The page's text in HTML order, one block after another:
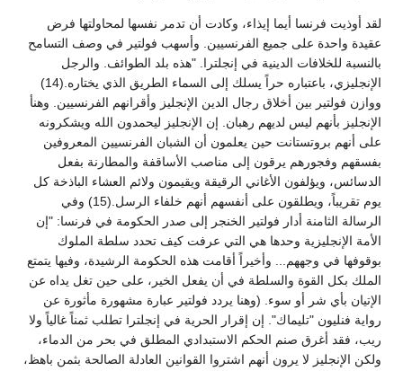
لقد أوذيت فرنسا أيما إيذاء، وكادت أن تدمر نفسها لمحاولتها فرض
عقيدة واحدة على جميع الفرنسيين. وأسهب فولتير في وصف التسامح
بالنسبة للخلافات الدينية في إنجلترا. "هذه بلد الطوائف. والرجل
الإنجليزي، باعتباره حراً يسلك إلى السماء الطريق الذي يختاره.(14)
ووازن فولتير بين أخلاق رجال الدين الإنجليز وأقرانهم الفرنسيين. وهنأ
الإنجليز بأنهم ليس لديهم رهبان. إن الإنجليز ليحمدون الله ويشكرونه
على أنهم بروتستانت حين يعلمون أن الشبان الفرنسيين المعروفين
بفسقهم وفجورهم يرقون إلى مناصب الأساقفة والمطارنة بفعل
الدسائس، ويؤلفون الأغاني الرقيقة ويقيمون ولائم العشاء الباذخة كل
يوم تقريباً، ويطلقون على أنفسهم أنهم خلفاء الرسل.(15) وفي
الرسالة الثامنة أدار فولتير الخنجر إلى صدر الحكومة في فرنسا: "إن
الأمة الإنجليزية وحدها هي التي عرفت كيف تحدد سلطة الملوك
بوقوفها في وجههم... وأخيراً أقامت هذه الحكومة الرشيدة، وفيها يتمتع
الملك بكل القوة والسلطة في أن يفعل الخير، على حين تغل يداه عن
الإتيان بأي شر أو سوء. (وهنا يردد فولتير عبارة مشهورة مأثورة عن
رواية فنليون "تليماك". إن إقرار الحرية في إنجلترا تطلب ثمناً غالياً ولا
ريب، فقد أغرق صنم الحكم الاستبدادي المطلق في بحر من الدماء،
ولكن الإنجليز لا يرون أنهم اشتروا القوانين العادلة الصالحة بثمن باهظ،